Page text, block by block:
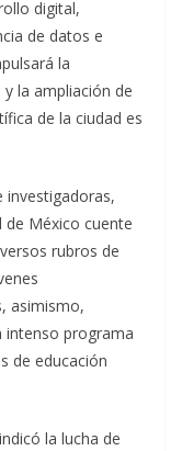
digital,
de datos e
la
la ampliación de
de la ciudad es
investigadoras,
de México cuente
rubros de
asimismo,
intenso programa
de educación
la lucha de